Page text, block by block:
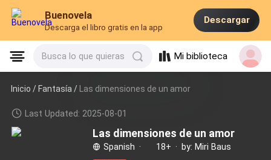
Buenovela
Descarga el libro gratis en la app
Descargar
Busca lo que quieras Mi biblioteca
Inicio /Fantasía / Las dimensiones de un amor
Last Updated: 2025-08-01
Las dimensiones de un amor
Spanish · 18+ · by: Miri Baus